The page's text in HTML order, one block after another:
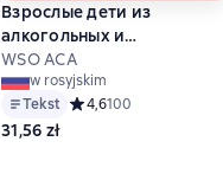
Взрослые дети из
алкогольных и
дисфункциональных
семей
WSO ACA
w rosyjskim
Tekst Средний рейтинг 4,6
4,6100
31,56 zł